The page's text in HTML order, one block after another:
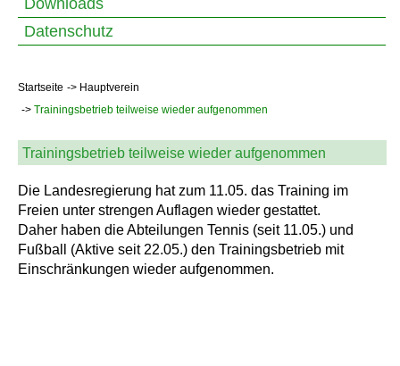
Downloads
Datenschutz
Startseite
Hauptverein
Trainingsbetrieb teilweise wieder aufgenommen
Trainingsbetrieb teilweise wieder aufgenommen
Die Landesregierung hat zum 11.05. das Training im
Freien unter strengen Auflagen wieder gestattet.
Daher haben die Abteilungen Tennis (seit 11.05.) und
Fußball (Aktive seit 22.05.) den Trainingsbetrieb mit
Einschränkungen wieder aufgenommen.